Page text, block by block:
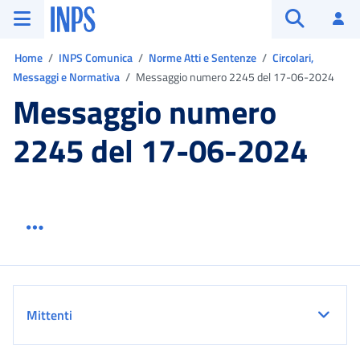
Vai al menu principale
Vai al contenuto principale
Vai al pie' di pagina
INPS ()
Home INPS Comunica Norme Atti e Sentenze
Circolari,
Messaggi e Normativa
Messaggio numero 2245 del 17-06-2024
Messaggio numero
2245 del 17-06-2024
Mittenti